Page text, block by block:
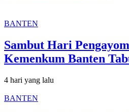
BANTEN
Sambut Hari
Kemenkum Banten
4 hari yang lalu
BANTEN